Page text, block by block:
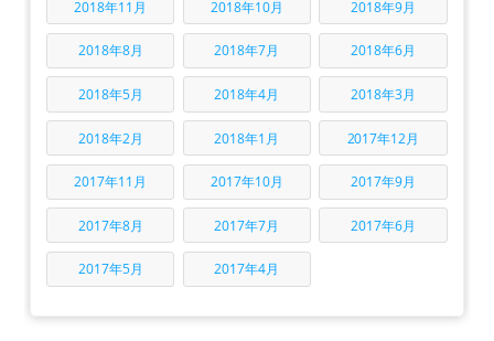
2018年11月 2018年10月 2018年9月
2018年8月 2018年7月 2018年6月
2018年5月 2018年4月 2018年3月
2018年2月 2018年1月 2017年12月
2017年11月 2017年10月 2017年9月
2017年8月 2017年7月 2017年6月
2017年5月 2017年4月